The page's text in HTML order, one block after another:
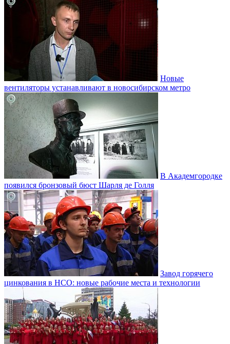
Новые
вентиляторы устанавливают в новосибирском метро
В Академгородке
появился бронзовый бюст Шарля де Голля
Завод горячего
цинкования в НСО: новые рабочие места и технологии